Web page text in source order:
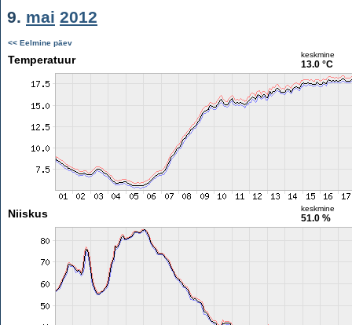
9. mai 2012
<< Eelmine päev
Temperatuur keskmine
13.0 °C
Niiskus keskmine
51.0 %